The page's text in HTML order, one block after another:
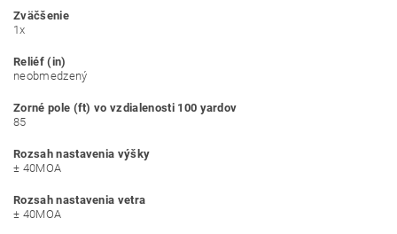
Zväčšenie
1x
Reliéf (in)
neobmedzený
Zorné pole (ft) vo vzdialenosti 100 yardov
85
Rozsah nastavenia výšky
± 40MOA
Rozsah nastavenia vetra
± 40MOA